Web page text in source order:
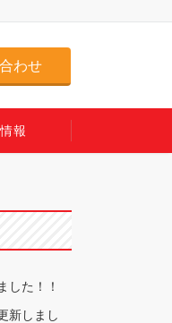
わせ
報
した！！
新しまし